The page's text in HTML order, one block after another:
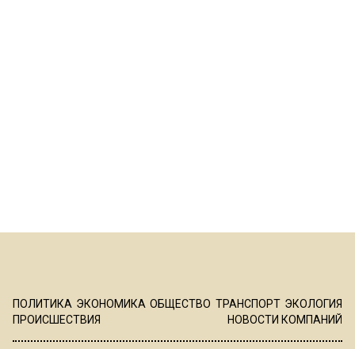
ПОЛИТИКА ЭКОНОМИКА ОБЩЕСТВО ТРАНСПОРТ ЭКОЛОГИЯ
ПРОИСШЕСТВИЯ
НОВОСТИ КОМПАНИЙ